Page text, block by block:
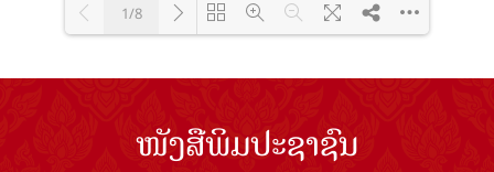
Loading PDF 100% ...
1/8
ໜັງສືພິມປະຊາຊົນ